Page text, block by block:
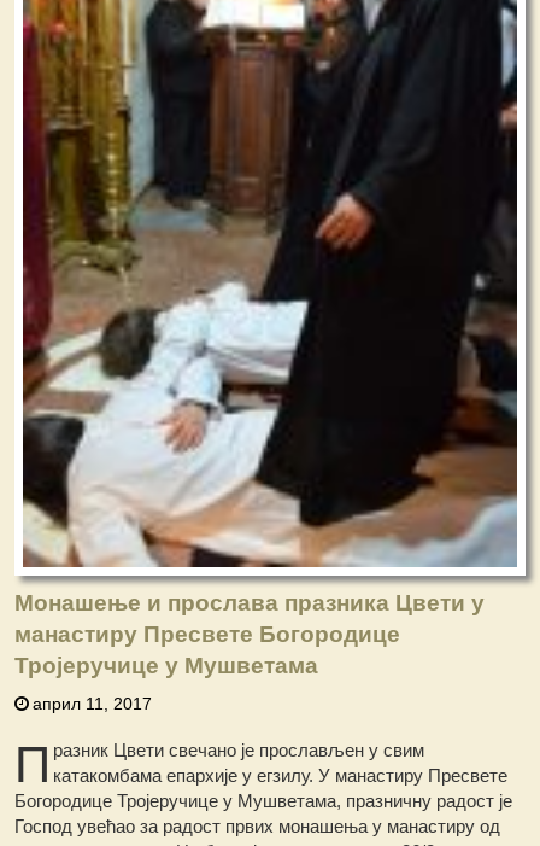
Монашење и прослава празника Цвети у
манастиру Пресвете Богородице
Тројеручице у Мушветама
април 11, 2017
П разник Цвети свечано је прослављен у свим
катакомбама епархије у егзилу. У манастиру Пресвете
Богородице Тројеручице у Мушветама, празничну радост је
Господ увећао за радост првих монашења у манастиру од